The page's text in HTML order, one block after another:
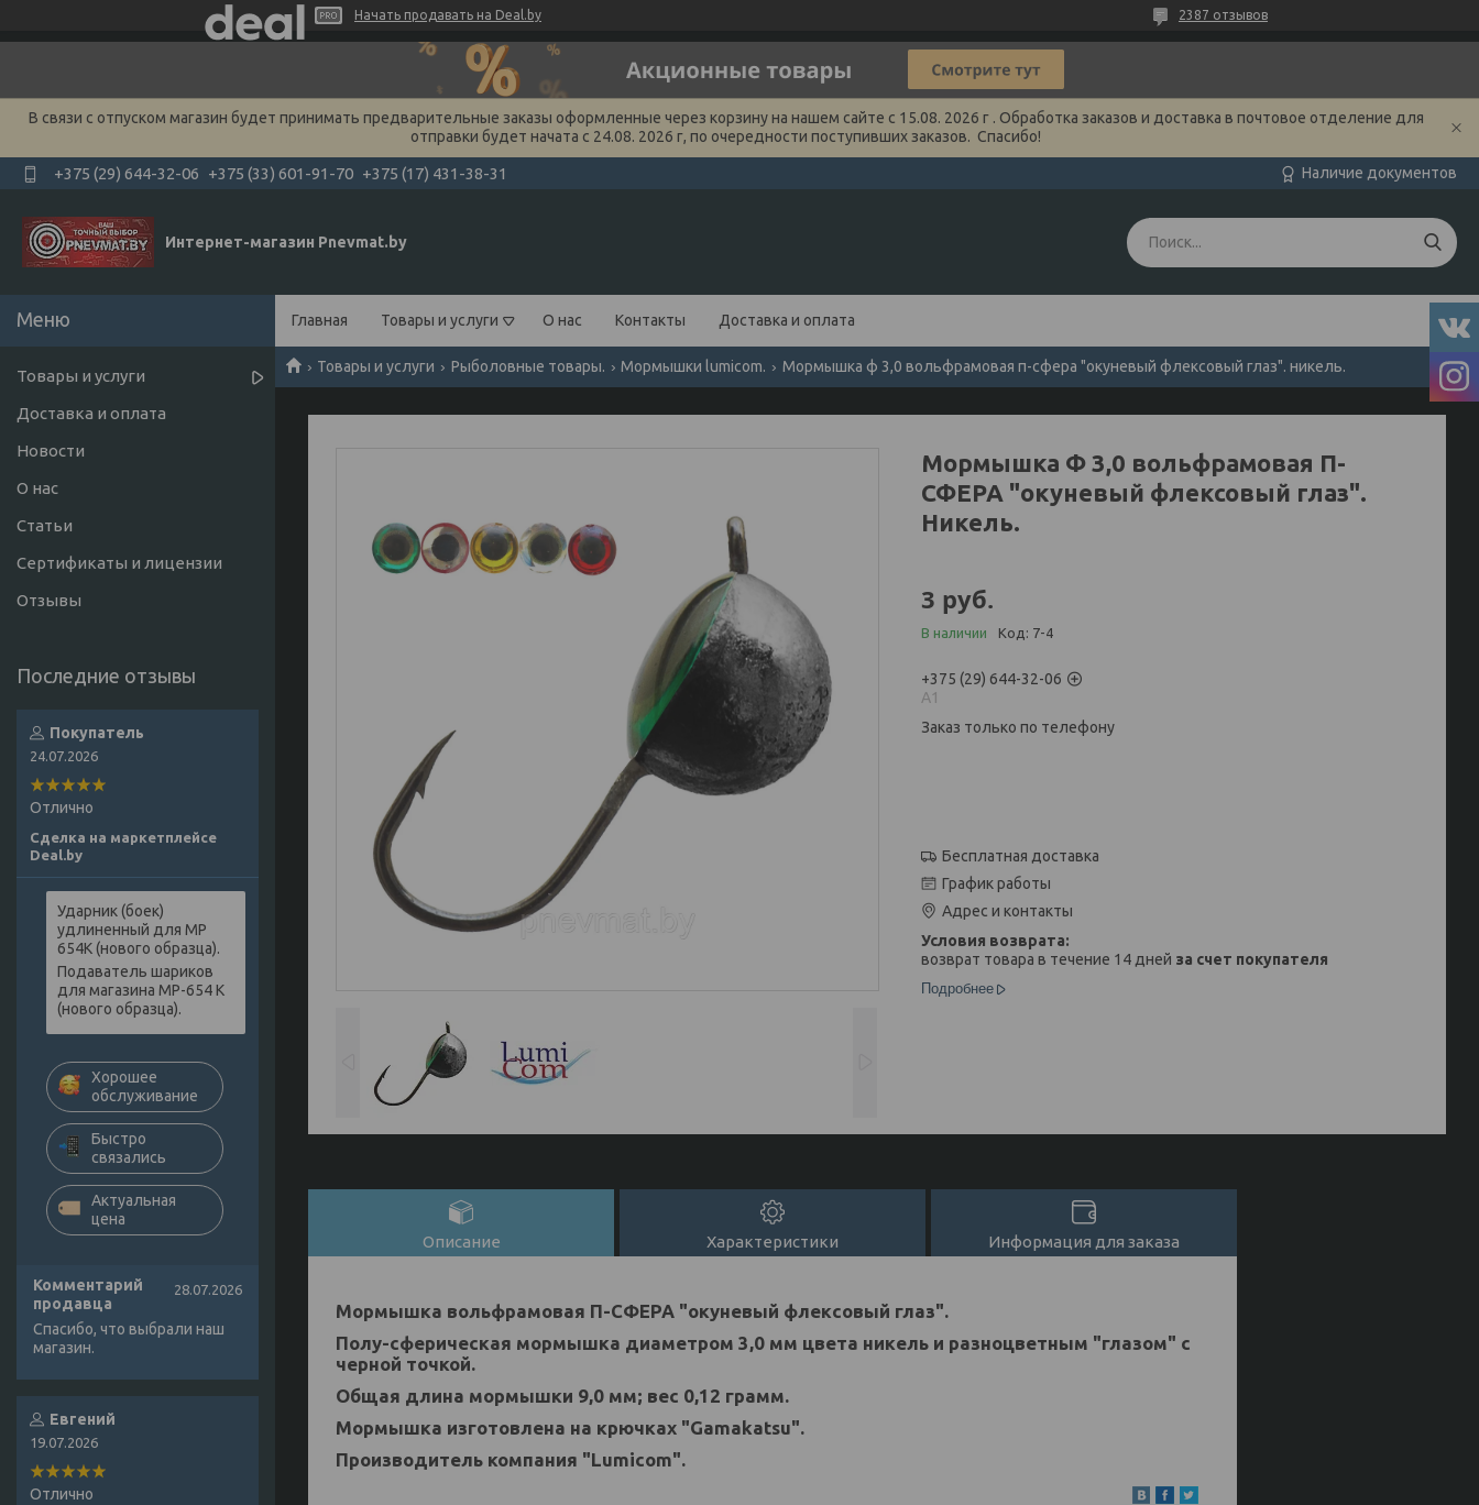
Начать продавать на Deal.by 2387 отзывов
В связи с отпуском магазин будет принимать предварительные заказы оформленные через корзину на нашем сайте с 15.08. 2026 г . Обработка заказов и доставка в почтовое отделение для
отправки будет начата с 24.08. 2026 г, по очередности поступивших заказов. Спасибо!
+375 (29) 644-32-06 +375 (33) 601-91-70 +375 (17) 431-38-31 Наличие документов
Интернет-магазин Pnevmat.by
Главная Товары и услуги О нас Контакты Доставка и оплата
Товары и услуги Рыболовные товары. Мормышки lumicom. Мормышка ф 3,0 вольфрамовая п-сфера "окуневый флексовый глаз". никель.
Мормышка Ф 3,0 вольфрамовая П-
СФЕРА "окуневый флексовый глаз".
Никель.
3 руб.
В наличии Код: 7-4
+375 (29) 644-32-06
А1
Заказ только по телефону
Бесплатная доставка
График работы
Адрес и контакты
возврат товара в течение 14 дней за счет покупателя
Подробнее
Описание Характеристики Информация для заказа
Мормышка вольфрамовая П-СФЕРА "окуневый флексовый глаз".
Полу-сферическая мормышка диаметром 3,0 мм цвета никель и разноцветным "глазом" с
черной точкой.
Общая длина мормышки 9,0 мм; вес 0,12 грамм.
Мормышка изготовлена на крючках "Gamakatsu".
Производитель компания "Lumicom".
Товары и услуги
Доставка и оплата
Новости
О нас
Статьи
Сертификаты и лицензии
Отзывы
Покупатель
24.07.2026
Отлично
Сделка на маркетплейсе
Deal.by
Ударник (боек)
удлиненный для МР
654К (нового образца).
Подаватель шариков
для магазина МР-654 К
(нового образца).
Хорошее
обслуживание
Быстро
связались
Актуальная
цена
Комментарий
продавца
28.07.2026
Спасибо, что выбрали наш
магазин.
Евгений
19.07.2026
Отлично